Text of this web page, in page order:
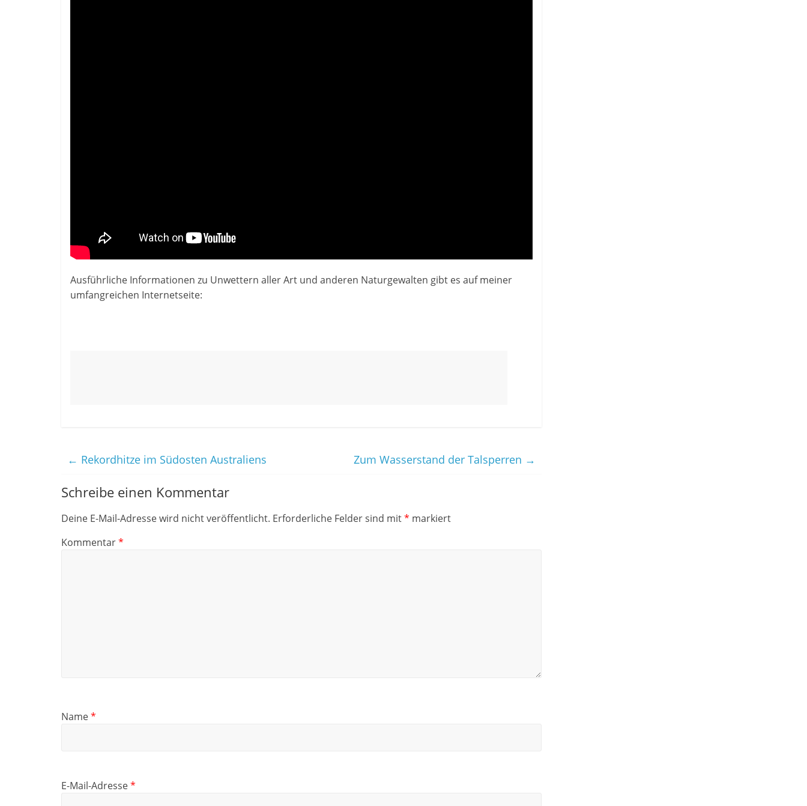
Ausführliche Informationen zu Unwettern aller Art und anderen Naturgewalten gibt es auf meiner
umfangreichen Internetseite:
← Rekordhitze im Südosten Australiens Zum Wasserstand der Talsperren →
Schreibe einen Kommentar
Deine E-Mail-Adresse wird nicht veröffentlicht. Erforderliche Felder sind mit* markiert
Kommentar*
Name*
E-Mail-Adresse*